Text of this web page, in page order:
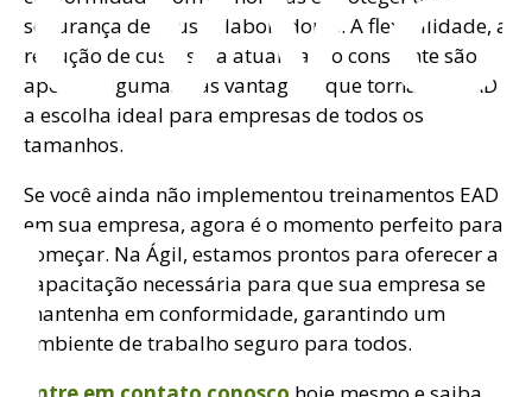
segurança de seus colaboradores. A flexibilidade, a
redução de custos e a atualização constante são
apenas algumas das vantagens que tornam o EAD
a escolha ideal para empresas de todos os
tamanhos.
Se você ainda não implementou treinamentos EAD
em sua empresa, agora é o momento perfeito para
começar. Na Ágil, estamos prontos para oferecer a
capacitação necessária para que sua empresa se
mantenha em conformidade, garantindo um
ambiente de trabalho seguro para todos.